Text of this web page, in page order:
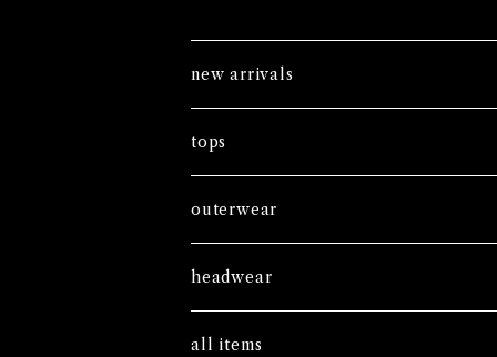
new arrivals
tops
tees
long sleeves
outerwear
sweatshirts
headwear
caps
all items